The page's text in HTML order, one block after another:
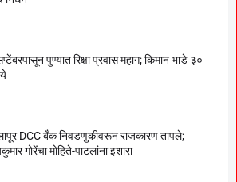
पुण्यात रिक्षा प्रवास महाग; किमान भाडे ३०
DCC बँक निवडणुकीवरून राजकारण तापले;
गोरेंचा मोहिते-पाटलांना इशारा